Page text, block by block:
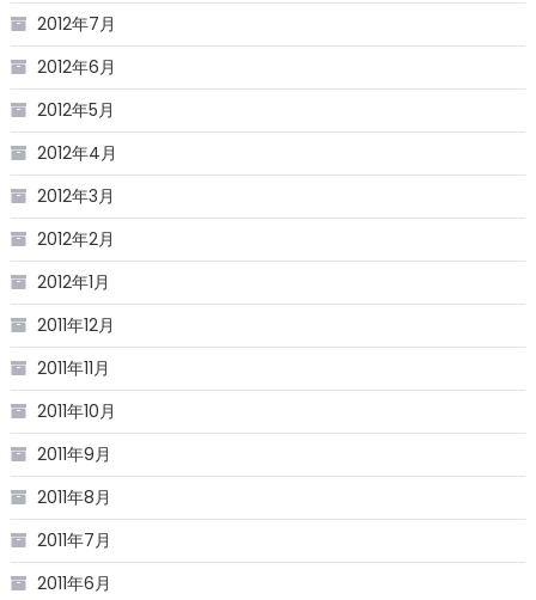
2012年7月
2012年6月
2012年5月
2012年4月
2012年3月
2012年2月
2012年1月
2011年12月
2011年11月
2011年10月
2011年9月
2011年8月
2011年7月
2011年6月